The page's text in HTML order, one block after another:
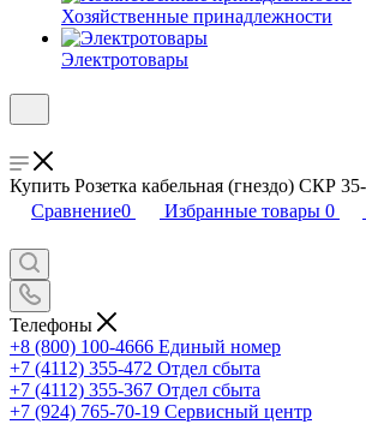
Хозяйственные принадлежности
Электротовары
Купить Розетка кабельная (гнездо) СКР
Сравнение0 Избранные товары 0
Телефоны
+8 (800) 100-4666 Единый номер
+7 (4112) 355-472 Отдел сбыта
+7 (4112) 355-367 Отдел сбыта
+7 (924) 765-70-19 Сервисный центр